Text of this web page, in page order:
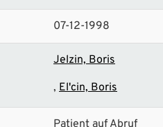
07-12-1998
Jelzin, Boris
El'cin, Boris
Patient auf Abruf